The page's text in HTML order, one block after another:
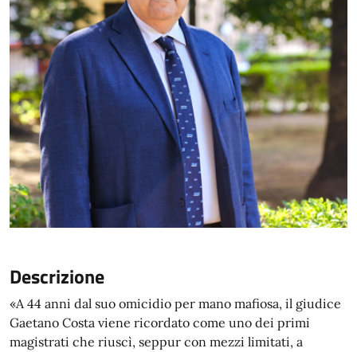
Descrizione
«A 44 anni dal suo omicidio per mano mafiosa, il giudice
Gaetano Costa viene ricordato come uno dei primi
magistrati che riuscì, seppur con mezzi limitati, a